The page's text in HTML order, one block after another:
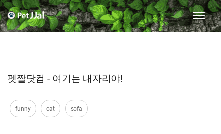
펫짤닷컴 - 여기는 내자리야!
funny cat sofa